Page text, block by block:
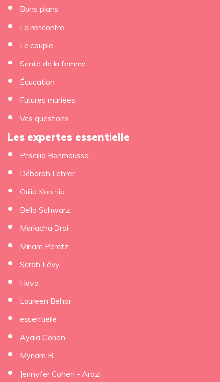
Bons plans
La rencontre
Le couple
Santé de la femme
Éducation
Futures mariées
Vos questions
Les expertes essentielle
Priscilia Benmoussa
Déborah Lehrer
Orilia Korchia
Bella Schwarz
Mariacha Drai
Miriam Peretz
Sarah Lévy
Hava
Laureen Behar
essentielle
Ayala Cohen
Myriam B.
Jennyfer Cohen - Arazi